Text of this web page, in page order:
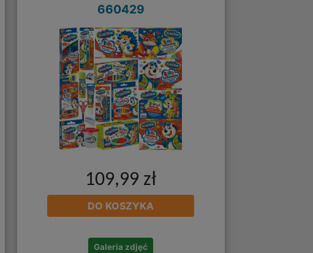
660429
109,99 zł
DO KOSZYKA
Galeria zdjęć